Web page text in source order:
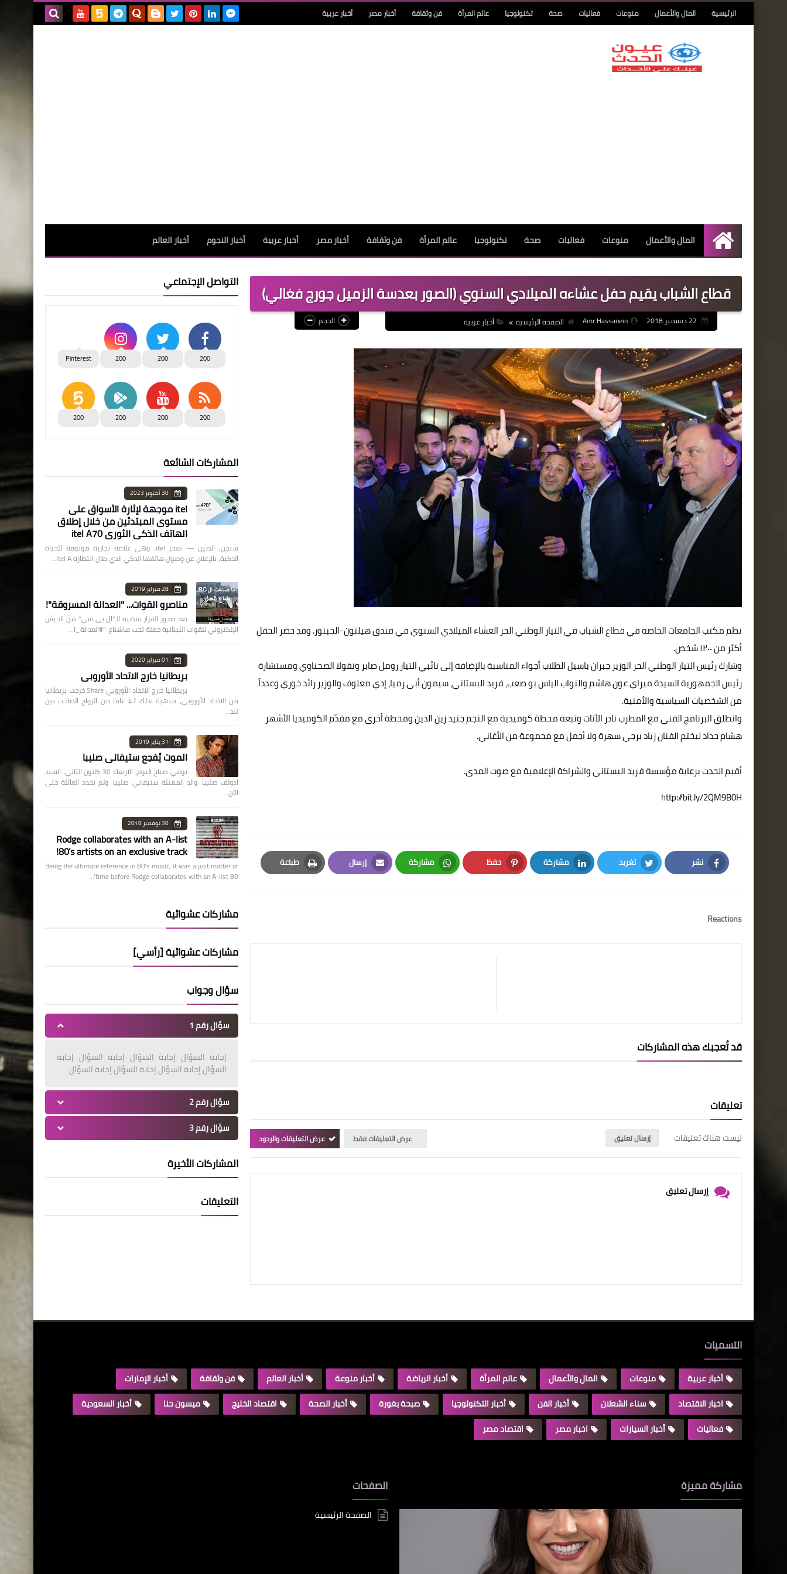
الرئيسية المال والأعمال منوعات فعاليات صحة تكنولوجيا عالم المرأة فن وثقافة أخبار مصر أخبار عربية
الرئيسية
المال والأعمال منوعات فعاليات صحة تكنولوجيا عالم المرأة فن وثقافة أخبار مصر أخبار عربية أخبار النجوم أخبار العالم
قطاع الشباب يقيم حفل عشاءه الميلادي السنوي (الصور بعدسة الزميل جورج فغالي)
Amr Hassanein الصفحة الرئيسية أخبار عربية الحجم
نظم مكتب الجامعات الخاصة في قطاع الشباب في التيار الوطني الحر العشاء الميلادي السنوي في فندق هيلتون-الحبتور. وقد حضر الحفل
أكثر من ١٢٠٠ شخص.
وشارك رئيس التيار الوطني الحر الوزير جبران باسيل الطلاب أجواء المناسبة بالإضافة إلى نائبي التيار رومل صابر ونقولا الصحناوي ومستشارة
رئيس الجمهورية السيدة ميراي عون هاشم والنواب الياس بو صعب، فريد البستاني، سيمون أبي رميا، إدي معلوف والوزير رائد خوري وعدداً
من الشخصيات السياسية والأمنية.
وانطلق البرنامج الفني مع المطرب نادر الأتات وتبعه محطة كوميدية مع النجم جنيد زين الدين ومحطة أخرى مع مقدّم الكوميديا الأشهر
هشام حداد ليختم الفنان زياد برجي سهرة ولا أجمل مع مجموعة من الأغاني.
أقيم الحدث برعاية مؤسسة فريد البستاني والشراكة الإعلامية مع صوت المدى.
http://bit.ly/2QM9B0H
نشر
Facebook
تغريد
Twitter
مشاركة
LinkedIn
حفظ
Pinterest
مشاركة
Whatsapp
إرسال
Email
طباعة
Print
Reactions
قد تُعجبك هذه المشاركات
تعليقات
ليست هناك تعليقات إرسال تعليق عرض التعليقات فقط عرض التعليقات والردود
إرسال تعليق
التواصل الإجتماعي
200
200
200
Pinterest
200
200
200
200
المشاركات الشائعة
30 أكتوبر 2023
itel موجهة لإثارة الأسواق على
مستوى المبتدئين من خلال إطلاق
الهاتف الذكي الثوري itel A70
شنجن، الصين — تفخر itel، وهي علامة تجارية موثوقة للحياة
الذكية، بالإعلان عن وصول هاتفها الذكي الذي طال انتظاره itel A…
28 فبراير 2019
مناصرو القوات... "العدالة المسروقة"!
بعد صدور القرار بقضية الـ"ال بي سي" شنّ الجيش
الإلكتروني للقوات اللبنانية حملة تحت هاشتاغ: "#العدالة_ا…
01 فبراير 2020
بريطانيا خارج الاتحاد الأوروبي
بريطانيا خارج الاتحاد الأوروبي Share خرجت بريطانيا
من الاتحاد الأوروبي، منهية بذلك 47 عاما من الزواج الصاخب بين
لند…
31 يناير 2019
الموت يُفجع ستيفاني صليبا
توفي صباح اليوم، الاربعاء 30 كانون الثاني، السيد
ادولف صليبا، والد الممثلة ستيفاني صليبا. ولم تحدد العائلة حتى
الآن…
30 نوفمبر 2018
Rodge collaborates with an A-list
80’s artists on an exclusive track!
Being the ultimate reference in 80’s music, it was a just matter of
time before Rodge collaborates with an A-list 80’…
مشاركات عشوائية
مشاركات عشوائية [رأسي]
سؤال وجواب
سؤال رقم 1
إجابة السؤال إجابة السؤال إجابة السؤال إجابة
السؤال إجابة السؤال إجابة السؤال إجابة السؤال
سؤال رقم 2
سؤال رقم 3
المشاركات الأخيرة
التعليقات
التسميات
أخبار عربية منوعات المال والأعمال عالم المرأة أخبار الرياضة أخبار منوعة أخبار العالم فن وثقافة
أخبار الإمارات
اخبار الاقتصاد
سناء الشعلان أخبار الفن أخبار التكنولوجيا صبحة بغورة أخبار الصحة اقتصاد الخليج ميسون حنا
أخبار السعودية
فعاليات
أخبار السيارات اخبار مصر اقتصاد مصر
مشاركة مميزة الصفحات
الصفحة الرئيسية